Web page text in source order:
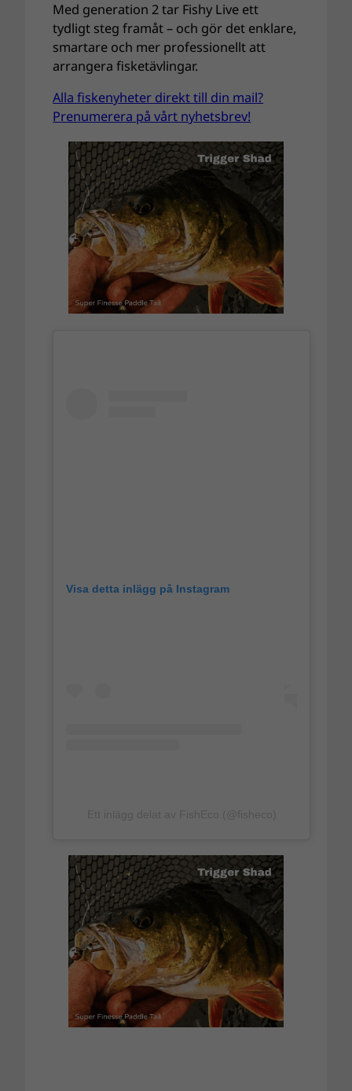
Med generation 2 tar Fishy Live ett
tydligt steg framåt – och gör det enklare,
smartare och mer professionellt att
arrangera fisketävlingar.
Alla fiskenyheter direkt till din mail?
Prenumerera på vårt nyhetsbrev!
Visa detta inlägg på Instagram